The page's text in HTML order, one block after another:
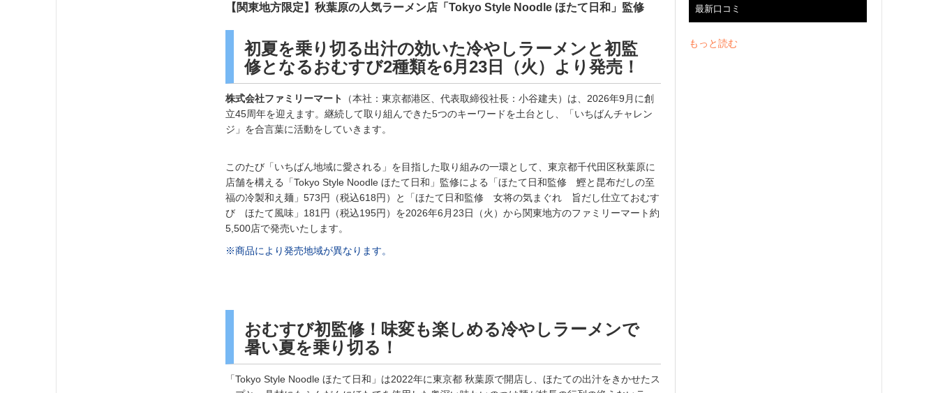
【関東地方限定】秋葉原の人気ラーメン店「Tokyo Style Noodle ほたて日和」監修
初夏を乗り切る出汁の効いた冷やしラーメンと初監
修となるおむすび2種類を6月23日（火）より発売！
株式会社ファミリーマート
（本社：東京都港区、代表取締役社長：小谷建夫）は、2026年9月に創
立45周年を迎えます。継続して取り組んできた5つのキーワードを土台とし、「いちばんチャレン
ジ」を合言葉に活動をしていきます。
このたび「いちばん地域に愛される」を目指した取り組みの一環として、東京都千代田区秋葉原に
店舗を構える「Tokyo Style Noodle ほたて日和」監修による「ほたて日和監修 鰹と昆布だしの至
福の冷製和え麺」573円（税込618円）と「ほたて日和監修 女将の気まぐれ 旨だし仕立ておむす
び ほたて風味」181円（税込195円）を2026年6月23日（火）から関東地方のファミリーマート約
5,500店で発売いたします。
※商品により発売地域が異なります。
おむすび初監修！味変も楽しめる冷やしラーメンで
暑い夏を乗り切る！
「Tokyo Style Noodle ほたて日和」は2022年に東京都 秋葉原で開店し、ほたての出汁をきかせたス
最新口コミ
もっと読む